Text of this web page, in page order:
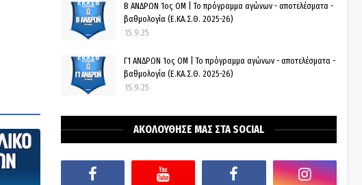
Β ΑΝΔΡΩΝ 1ος ΟΜ | Το πρόγραμμα αγώνων - αποτελέσματα -
βαθμολογία (Ε.ΚΑ.Σ.Θ. 2025-26)
15.9.25
Γ1 ΑΝΔΡΩΝ 1ος ΟΜ | Το πρόγραμμα αγώνων - αποτελέσματα -
βαθμολογία (Ε.ΚΑ.Σ.Θ. 2025-26)
15.9.25
ΑΚΟΛΟΥΘΗΣΕ ΜΑΣ ΣΤΑ SOCIAL